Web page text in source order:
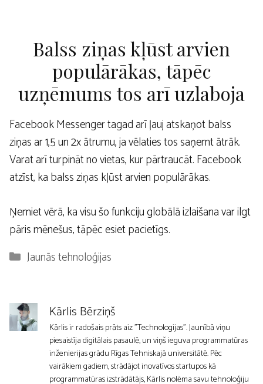
Balss ziņas kļūst arvien
populārākas, tāpēc
uzņēmums tos arī uzlaboja
Facebook Messenger tagad arī ļauj atskaņot balss
ziņas ar 1,5 un 2x ātrumu, ja vēlaties tos saņemt ātrāk.
Varat arī turpināt no vietas, kur pārtraucāt. Facebook
atzīst, ka balss ziņas kļūst arvien populārākas.
Ņemiet vērā, ka visu šo funkciju globālā izlaišana var ilgt
pāris mēnešus, tāpēc esiet pacietīgs.
Kategorijas
Jaunās tehnoloģijas
Kārlis Bērziņš
Kārlis ir radošais prāts aiz "Technologijas". Jaunībā viņu
piesaistīja digitālais pasaulē, un viņš ieguva programmatūras
inženierijas grādu Rīgas Tehniskajā universitātē. Pēc
vairākiem gadiem, strādājot inovatīvos startupos kā
programmatūras izstrādātājs, Kārlis nolēma savu tehnoloģiju